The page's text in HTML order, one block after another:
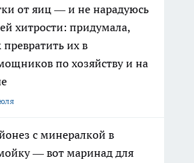
от яиц — и не нарадуюсь
хитрости: придумала,
превратить их в
по хозяйству и на
с минералкой в
— вот маринад для